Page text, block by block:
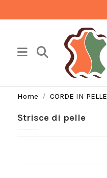
Home CORDE IN PELLE
Strisce di pelle